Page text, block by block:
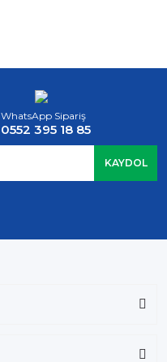
WhatsApp Sipariş
0552 395 18 85
KAYDOL